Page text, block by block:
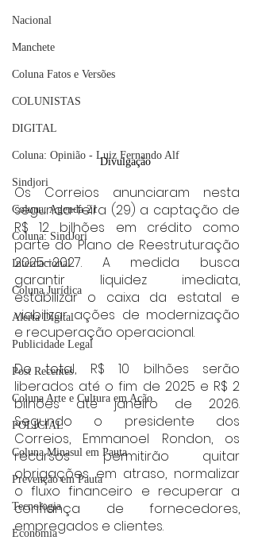
Nacional
Manchete
Coluna Fatos e Versões
COLUNISTAS
DIGITAL
Coluna: Opinião - Luiz Fernando Alf
Sindjori
Coluna: Agenda 21
Coluna: SindJori
Internacional
Coluna Jurídica
Alerta Digital
Publicidade Legal
Post Recentes
Coluna Arte e Cultura em Ação
POLICIAL
Coluna Minasul em Pauta
Prevenção em Pauta
Tecnologia
Economia
Divulgação
Os Correios anunciaram nesta
segunda-feira (29) a captação de
R$ 12 bilhões em crédito como
parte do Plano de Reestruturação
2025–2027. A medida busca
garantir liquidez imediata,
estabilizar o caixa da estatal e
viabilizar ações de modernização
e recuperação operacional.
Do total, R$ 10 bilhões serão
liberados até o fim de 2025 e R$ 2
bilhões até janeiro de 2026.
Segundo o presidente dos
Correios, Emmanoel Rondon, os
recursos permitirão quitar
obrigações em atraso, normalizar
o fluxo financeiro e recuperar a
confiança de fornecedores,
empregados e clientes.